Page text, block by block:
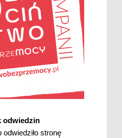
odwiedzin
stronę